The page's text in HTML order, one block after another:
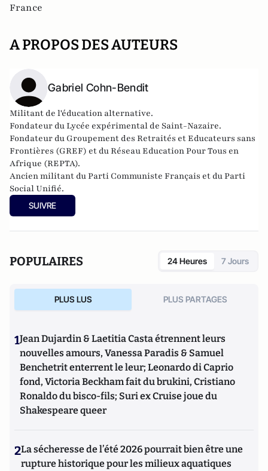
France
A PROPOS DES AUTEURS
Gabriel Cohn-Bendit
Militant de l'éducation alternative.
Fondateur du Lycée expérimental de Saint-Nazaire.
Fondateur du Groupement des Retraités et Educateurs sans
Frontières (GREF) et du Réseau Education Pour Tous en
Afrique (REPTA).
Ancien militant du Parti Communiste Français et du Parti
Social Unifié.
SUIVRE
POPULAIRES 24 Heures 7 Jours
PLUS LUS PLUS PARTAGES
1Jean Dujardin & Laetitia Casta étrennent leurs
nouvelles amours, Vanessa Paradis & Samuel
Benchetrit enterrent le leur; Leonardo di Caprio
fond, Victoria Beckham fait du brukini, Cristiano
Ronaldo du bisco-fils; Suri ex Cruise joue du
Shakespeare queer
2La sécheresse de l’été 2026 pourrait bien être une
rupture historique pour les milieux aquatiques